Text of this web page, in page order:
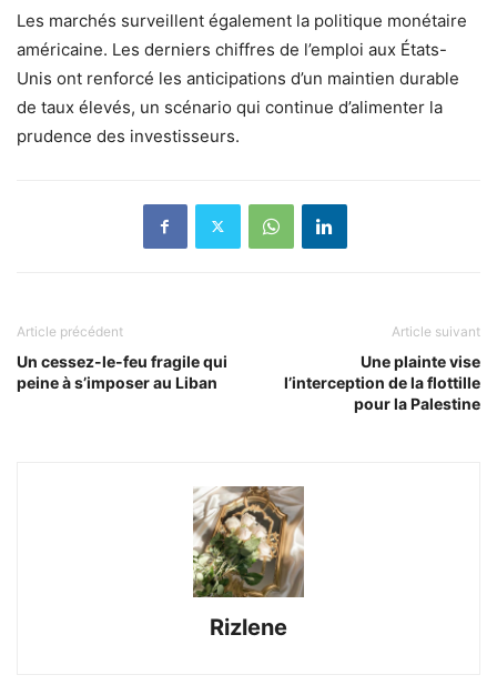
Les marchés surveillent également la politique monétaire
américaine. Les derniers chiffres de l’emploi aux États-
Unis ont renforcé les anticipations d’un maintien durable
de taux élevés, un scénario qui continue d’alimenter la
prudence des investisseurs.
Article précédent
Un cessez-le-feu fragile qui
peine à s’imposer au Liban
Article suivant
Une plainte vise
l’interception de la flottille
pour la Palestine
Rizlene